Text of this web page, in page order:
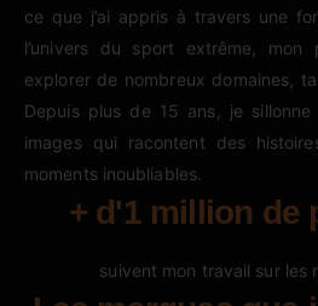
ce que j’ai appris à travers une
l’univers du sport extrême, mon
explorer de nombreux domaines,
Depuis plus de 15 ans, je
images qui racontent des
moments inoubliables.
+ d'1 million de
suivent mon travail sur les